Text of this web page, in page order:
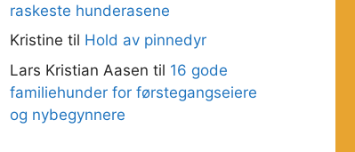
raskeste hunderasene
Kristine til Hold av pinnedyr
Lars Kristian Aasen til 16 gode
familiehunder for førstegangseiere
og nybegynnere